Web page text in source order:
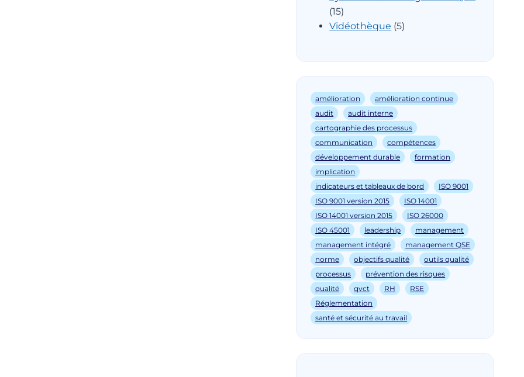
(15)
Vidéothèque (5)
amélioration
amélioration continue
audit
audit interne
cartographie des processus
communication
compétences
développement durable
formation
implication
indicateurs et tableaux de bord
ISO 9001
ISO 9001 version 2015
ISO 14001
ISO 14001 version 2015
ISO 26000
ISO 45001
leadership
management
management intégré
management QSE
norme
objectifs qualité
outils qualité
processus
prévention des risques
qualité
qvct RH
RSE
Réglementation
santé et sécurité au travail